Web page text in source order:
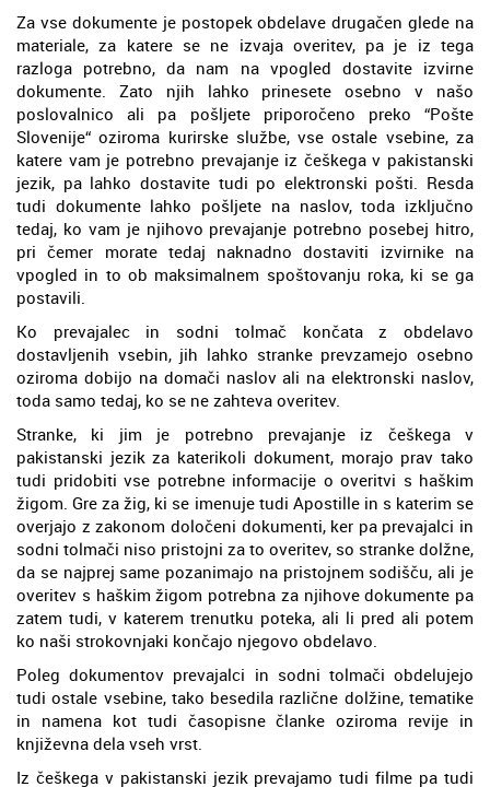
Za vse dokumente je postopek obdelave drugačen glede na
materiale, za katere se ne izvaja overitev, pa je iz tega
razloga potrebno, da nam na vpogled dostavite izvirne
dokumente. Zato njih lahko prinesete osebno v našo
poslovalnico ali pa pošljete priporočeno preko “Pošte
Slovenije“ oziroma kurirske službe, vse ostale vsebine, za
katere vam je potrebno prevajanje iz češkega v pakistanski
jezik, pa lahko dostavite tudi po elektronski pošti. Resda
tudi dokumente lahko pošljete na naslov, toda izključno
tedaj, ko vam je njihovo prevajanje potrebno posebej hitro,
pri čemer morate tedaj naknadno dostaviti izvirnike na
vpogled in to ob maksimalnem spoštovanju roka, ki se ga
postavili.
Ko prevajalec in sodni tolmač končata z obdelavo
dostavljenih vsebin, jih lahko stranke prevzamejo osebno
oziroma dobijo na domači naslov ali na elektronski naslov,
toda samo tedaj, ko se ne zahteva overitev.
Stranke, ki jim je potrebno prevajanje iz češkega v
pakistanski jezik za katerikoli dokument, morajo prav tako
tudi pridobiti vse potrebne informacije o overitvi s haškim
žigom. Gre za žig, ki se imenuje tudi Apostille in s katerim se
overjajo z zakonom določeni dokumenti, ker pa prevajalci in
sodni tolmači niso pristojni za to overitev, so stranke dolžne,
da se najprej same pozanimajo na pristojnem sodišču, ali je
overitev s haškim žigom potrebna za njihove dokumente pa
zatem tudi, v katerem trenutku poteka, ali li pred ali potem
ko naši strokovnjaki končajo njegovo obdelavo.
Poleg dokumentov prevajalci in sodni tolmači obdelujejo
tudi ostale vsebine, tako besedila različne dolžine, tematike
in namena kot tudi časopisne članke oziroma revije in
književna dela vseh vrst.
Iz češkega v pakistanski jezik prevajamo tudi filme pa tudi